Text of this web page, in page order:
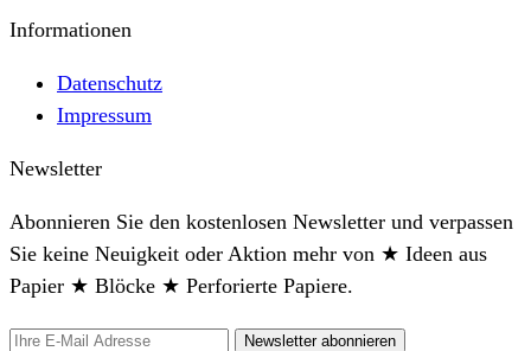
Informationen
Datenschutz
Impressum
Newsletter
Abonnieren Sie den kostenlosen Newsletter und verpassen
Sie keine Neuigkeit oder Aktion mehr von ★ Ideen aus
Papier ★ Blöcke ★ Perforierte Papiere.
Newsletter abonnieren